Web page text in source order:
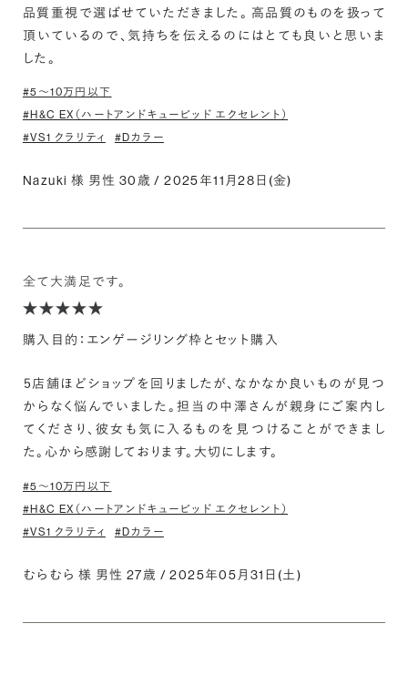
品質重視で選ばせていただきました。 高品質のものを扱って
頂いているので、気持ちを伝えるのにはとても良いと思いま
した。
#5〜10万円以下
#H&C EX（ハートアンドキューピッド エクセレント）
#VS1 クラリティ
#Dカラー
Nazuki 様 男性 30歳 / 2025年11月28日(金)
全て大満足です。
購入目的：エンゲージリング枠とセット購入
５店舗ほどショップを回りましたが、なかなか良いものが見つ
からなく悩んでいました。担当の中澤さんが親身にご案内し
てくださり、彼女も気に入るものを見つけることができまし
た。心から感謝しております。大切にします。
#5〜10万円以下
#H&C EX（ハートアンドキューピッド エクセレント）
#VS1 クラリティ
#Dカラー
むらむら 様 男性 27歳 / 2025年05月31日(土)